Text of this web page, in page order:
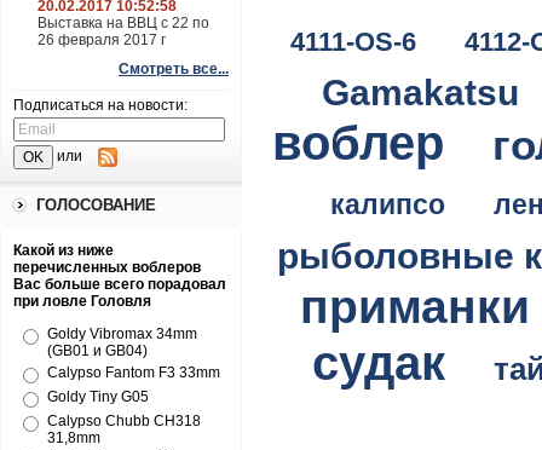
20.02.2017 10:52:58
Выставка на ВВЦ с 22 по
26 февраля 2017 г
Смотреть все...
Подписаться на новости:
или
ГОЛОСОВАНИЕ
Какой из ниже
перечисленных воблеров
Вас больше всего порадовал
при ловле Головля
Goldy Vibromax 34mm
(GB01 и GB04)
Calypso Fantom F3 33mm
Goldy Tiny G05
Calypso Chubb CH318
31,8mm
4111-OS-6 4112-
Gamakatsu
воблер
калипсо
рыболовные
приманки
судак